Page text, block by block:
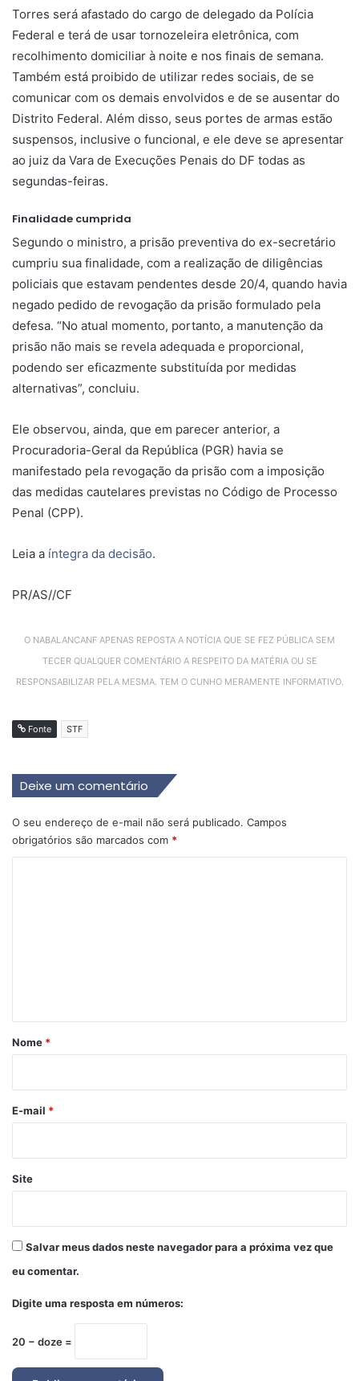
Torres será afastado do cargo de delegado da Polícia
Federal e terá de usar tornozeleira eletrônica, com
recolhimento domiciliar à noite e nos finais de semana.
Também está proibido de utilizar redes sociais, de se
comunicar com os demais envolvidos e de se ausentar do
Distrito Federal. Além disso, seus portes de armas estão
suspensos, inclusive o funcional, e ele deve se apresentar
ao juiz da Vara de Execuções Penais do DF todas as
segundas-feiras.
Finalidade cumprida
Segundo o ministro, a prisão preventiva do ex-secretário
cumpriu sua finalidade, com a realização de diligências
policiais que estavam pendentes desde 20/4, quando havia
negado pedido de revogação da prisão formulado pela
defesa. “No atual momento, portanto, a manutenção da
prisão não mais se revela adequada e proporcional,
podendo ser eficazmente substituída por medidas
alternativas”, concluiu.
Ele observou, ainda, que em parecer anterior, a
Procuradoria-Geral da República (PGR) havia se
manifestado pela revogação da prisão com a imposição
das medidas cautelares previstas no Código de Processo
Penal (CPP).
Leia a íntegra da decisão.
PR/AS//CF
O NABALANCANF APENAS REPOSTA A NOTÍCIA QUE SE FEZ PÚBLICA SEM
TECER QUALQUER COMENTÁRIO A RESPEITO DA MATÉRIA OU SE
RESPONSABILIZAR PELA MESMA. TEM O CUNHO MERAMENTE INFORMATIVO.
Fonte STF
Deixe um comentário
O seu endereço de e-mail não será publicado. Campos
obrigatórios são marcados com *
r
*
Nome *
E-mail *
Site
Salvar meus dados neste navegador para a próxima vez que
eu comentar.
Digite uma resposta em números:
20 − doze =